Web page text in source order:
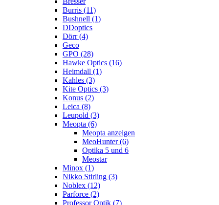
Burris (11)
Bushnell (1)
DDoptics
Dörr (4)
Geco
GPO (28)
Hawke Optics (16)
Heimdall (1)
Kahles (3)
Kite Optics (3)
Konus (2)
Leica (8)
Leupold (3)
Meopta (6)
Meopta anzeigen
MeoHunter (6)
Optika 5 und 6
Meostar
Minox (1)
Nikko Stirling (3)
Noblex (12)
Parforce (2)
Professor Optik (7)